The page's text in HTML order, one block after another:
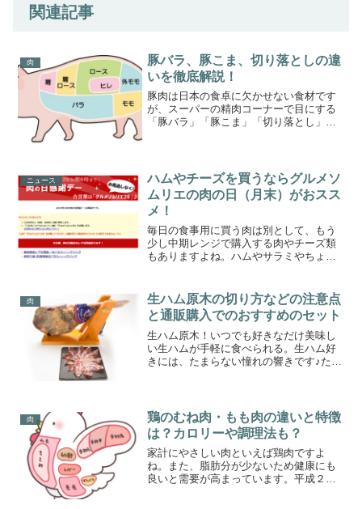
関連記事
肉
豚バラ、豚こま、切り落としの違
いを徹底解説！
豚肉は日本の食卓に欠かせない食材です
が、スーパーの精肉コーナーで目にする
「豚バラ」「豚こま」「切り落とし」の
解説します。豚肉の部位別...
ニュース
ハムやチーズを買うならグルメソ
ムリエの肉の日（月末）がおスス
メ！
毎日の食事用に買う肉は別として、もう
少し中期レンジで購入する肉やチーズ類
もありますよね。ハムやサラミやちょっ
ているのですが、購入食材ごとに買う店
と買う日を決めています。...
肉
生ハム原木の切り方などの注意点
と通販購入でのおすすめのセット
生ハム原木！いつでも好きなだけ美味し
い生ハムが手軽に食べられる。生ハム好
きには、たまらない憧れの響きです♪た
ればいいのか。保管場所や...
肉
鶏のむね肉・もも肉の違いと特徴
は？カロリーや調理法も？
家計にやさしい肉といえば鶏肉ですよ
ね。また、脂肪分が少ないため健康にも
良いと需要が高まっています。平成２７